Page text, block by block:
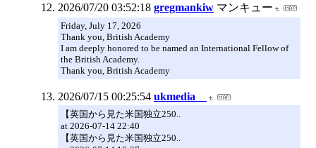
2026/07/20 03:52:18 gregmankiw マンキュー
Friday, July 17, 2026
Thank you, British Academy
I am deeply honored to be named an International Fellow of
the British Academy.
Thank you, British Academy
2026/07/15 00:25:54 ukmedia
【英国から見た米国独立250..
at 2026-07-14 22:40
【英国から見た米国独立250..